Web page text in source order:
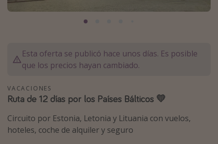
Marruecos
Tailandia
Albania
Inspiración para viajes
Camping
Esta oferta se publicó hace unos días. Es posible
que los precios hayan cambiado.
VACACIONES
Ruta de 12 días por los Países Bálticos 💛
Circuito por Estonia, Letonia y Lituania con vuelos,
hoteles, coche de alquiler y seguro